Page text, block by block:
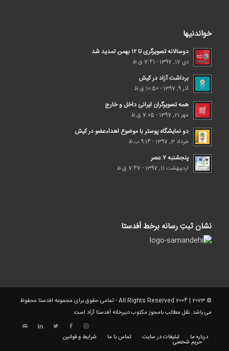
خواندنیها
دوسالانه تصویرگری تا ۱۲ بهمن تمدید شد
دی 17, 1397 - 7:41 ق.ظ
برداشت آزاد در کیش
آذر 9, 1397 - 10:50 ق.ظ
همه تصویرگران ایرانی داخل و خارج
مهر 21, 1397 - 7:05 ق.ظ
دو نمایشگاه پوستر با موضوع اهداء‌عضو در کیش
خرداد 3, 1397 - 9:14 ب.ظ
پنجشنبه ۷ عصر
اردیبهشت 11, 1397 - 7:47 ق.ظ
نشان ثبتِ رسانه برخط اَفدستا
© 2023 | 2004 All Rights Reserved - تمامی حقوق برای مجموعه افدستا محفوظ
می باشد. نقل مطالب بامجوز مکتوب دبیرخانه اَفدستا آزاد است.
درباره ما تبلیغات در سایت تماس با ما شرایط و قوانین
حریم شخصی